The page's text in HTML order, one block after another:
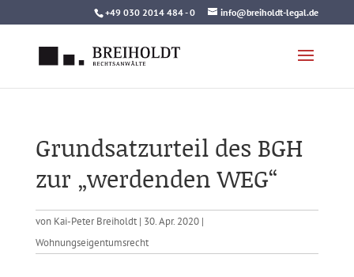
to
+49 030 2014 484 - 0 info@breiholdt-legal.de
Grundsatzurteil des BGH
zur „werdenden WEG“
von Kai-Peter Breiholdt| 30. Apr. 2020|
Wohnungseigentumsrecht